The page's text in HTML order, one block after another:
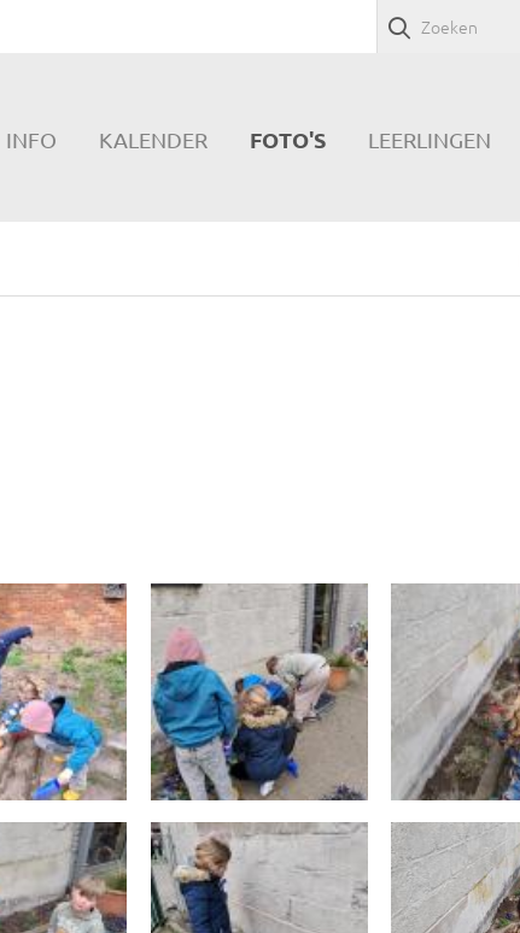
INFO KALENDER FOTO'S LEERLINGEN